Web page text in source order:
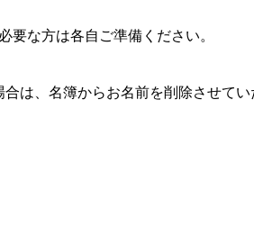
掛けが必要な方は各自ご準備く
は、名簿からお名前を削除させて